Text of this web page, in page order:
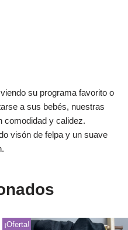
su programa favorito o
a sus bebés, nuestras
comodidad y calidez.
visón de felpa y un suave
¡Oferta!